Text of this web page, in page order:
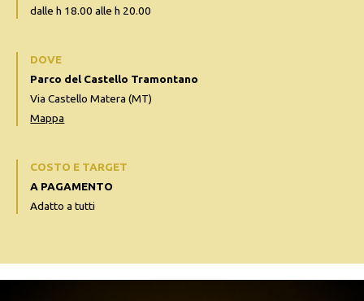
dalle h 18.00 alle h 20.00
DOVE
Parco del Castello Tramontano
Via Castello Matera (MT)
Mappa
COSTO E TARGET
A PAGAMENTO
Adatto a tutti